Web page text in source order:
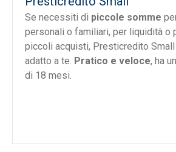
Se necessiti di piccole somme
personali o familiari, per liquidità o
piccoli acquisti, Presticredito
adatto a te. Pratico e veloce, ha
di 18 mesi.